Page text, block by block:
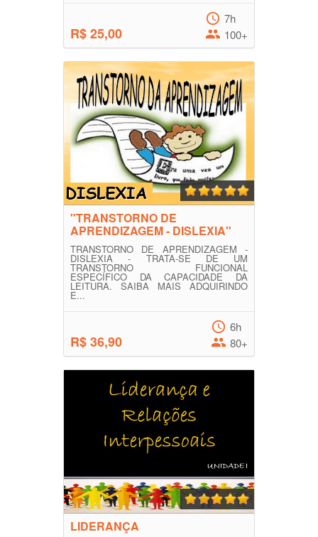
R$ 25,00
7h
100+
"TRANSTORNO DE
APRENDIZAGEM - DISLEXIA"
TRANSTORNO DE APRENDIZAGEM -
DISLEXIA - TRATA-SE DE UM
TRANSTORNO FUNCIONAL
ESPECÍFICO DA CAPACIDADE DA
LEITURA. SAIBA MAIS ADQUIRINDO
E...
R$ 36,90
6h
80+
LIDERANÇA